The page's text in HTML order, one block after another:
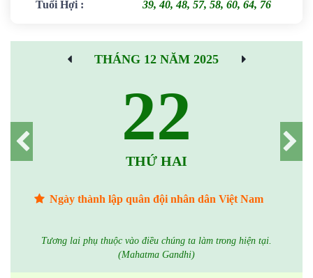
Tuổi Hợi : 39, 40, 48, 57, 58, 60, 64, 76
THÁNG 12 NĂM 2025
22
THỨ HAI
Ngày thành lập quân đội nhân dân Việt Nam
Tương lai phụ thuộc vào điều chúng ta làm trong hiện tại.
(Mahatma Gandhi)